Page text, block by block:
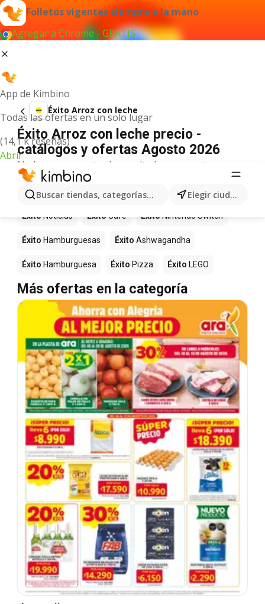
Folletos vigentes siempre a la mano
Agregar a Chrome - GRATIS
App de Kimbino
Todas las ofertas en un solo lugar
(14,1 k reseñas)
Abrir
Buscar tiendas, categorías, productos... Elegir ciudad
Éxito Arroz con leche
Éxito Arroz con leche precio -
catálogos y ofertas Agosto 2026
No hemos encontrado resultados para este
término.
Más productos en tiendas Éxito
Éxito Noticias Éxito Café Éxito Nintendo Switch
Éxito Hamburguesas Éxito Ashwagandha
Éxito Hamburguesa Éxito Pizza Éxito LEGO
Más ofertas en la categoría